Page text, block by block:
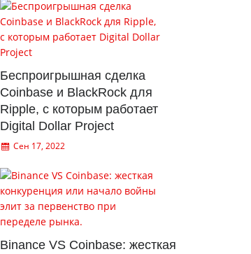
Беспроигрышная сделка
Coinbase и BlackRock для
Ripple, с которым работает
Digital Dollar Project
Сен 17, 2022
Binance VS Coinbase: жесткая